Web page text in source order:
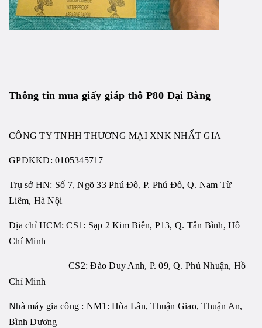
Thông tin mua giấy giáp thô P80 Đại Bàng
CÔNG TY TNHH THƯƠNG MẠI XNK NHẤT GIA
GPĐKKD: 0105345717
Trụ sở HN: Số 7, Ngõ 33 Phú Đô, P. Phú Đô, Q. Nam Từ
Liêm, Hà Nội
Địa chỉ HCM: CS1: Sạp 2 Kim Biên, P13, Q. Tân Bình, Hồ
Chí Minh
CS2: Đào Duy Anh, P. 09, Q. Phú Nhuận, Hồ
Chí Minh
Nhà máy gia công : NM1: Hòa Lân, Thuận Giao, Thuận An,
Bình Dương